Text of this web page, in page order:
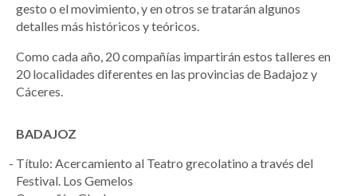
gesto o el movimiento, y en otros se tratarán algunos
detalles más históricos y teóricos.
Como cada año, 20 compañías impartirán estos talleres en
20 localidades diferentes en las provincias de Badajoz y
Cáceres.
BADAJOZ
Título: Acercamiento al Teatro grecolatino a través del
Festival. Los Gemelos